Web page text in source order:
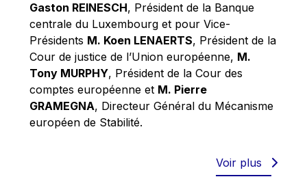
Pierre Gramegna
Richard Pelly
Robert Goebbels
Robert REYNDERS
Robert WEIDES
Rolf Tarrach
Gaston REINESCH, Président de la Banque
centrale du Luxembourg et pour Vice-
Présidents M. Koen LENAERTS, Président de la
Cour de justice de l’Union européenne, M.
Tony MURPHY, Président de la Cour des
comptes européenne et M. Pierre
GRAMEGNA, Directeur Général du Mécanisme
européen de Stabilité.
Voir plus